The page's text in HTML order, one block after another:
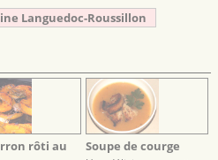
Languedoc-Roussillon
rôti au
Soupe de courge